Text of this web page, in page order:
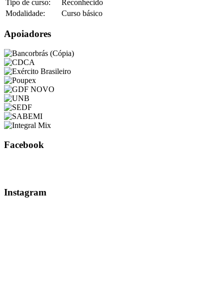
Tipo de curso:
Reconhecido
Modalidade:
Curso básico
Apoiadores
Facebook
Instagram